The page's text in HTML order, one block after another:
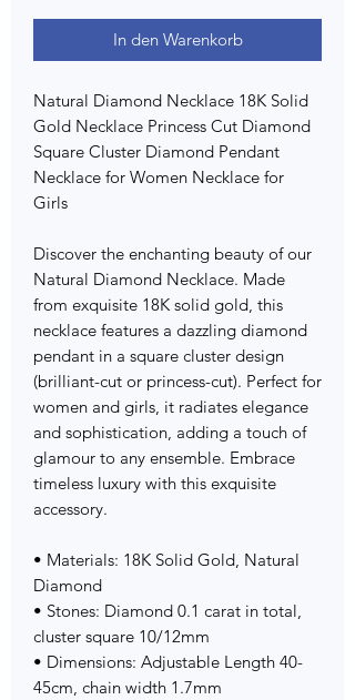
In den Warenkorb
Natural Diamond Necklace 18K Solid
Gold Necklace Princess Cut Diamond
Square Cluster Diamond Pendant
Necklace for Women Necklace for
Girls
Discover the enchanting beauty of our
Natural Diamond Necklace. Made
from exquisite 18K solid gold, this
necklace features a dazzling diamond
pendant in a square cluster design
(brilliant-cut or princess-cut). Perfect for
women and girls, it radiates elegance
and sophistication, adding a touch of
glamour to any ensemble. Embrace
timeless luxury with this exquisite
accessory.
• Materials: 18K Solid Gold, Natural
Diamond
• Stones: Diamond 0.1 carat in total,
cluster square 10/12mm
• Dimensions: Adjustable Length 40-
45cm, chain width 1.7mm